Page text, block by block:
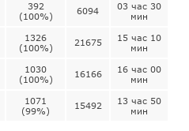
392
(100%)
6094
03 час 30
мин
1326
(100%)
21675
15 час 10
мин
1030
(100%)
16166
16 час 00
мин
1071
(99%)
15492
13 час 50
мин